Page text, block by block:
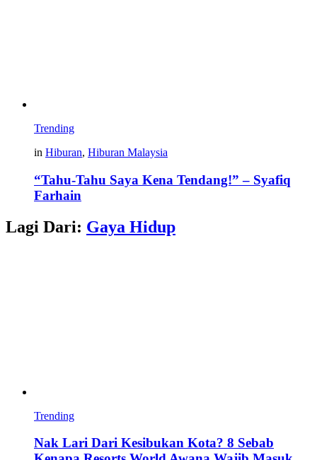
Trending
in Hiburan, Hiburan Malaysia
“Tahu-Tahu Saya Kena Tendang!” – Syafiq
Farhain
Lagi Dari: Gaya Hidup
Trending
Nak Lari Dari Kesibukan Kota? 8 Sebab